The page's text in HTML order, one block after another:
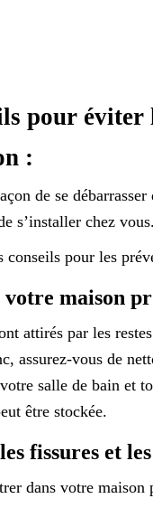
pour éviter
:
de se débarrasser
s’installer chez vous.
conseils pour les
votre maison
attirés par les
assurez-vous de
salle de bain et
être stockée.
fissures et
dans votre maison